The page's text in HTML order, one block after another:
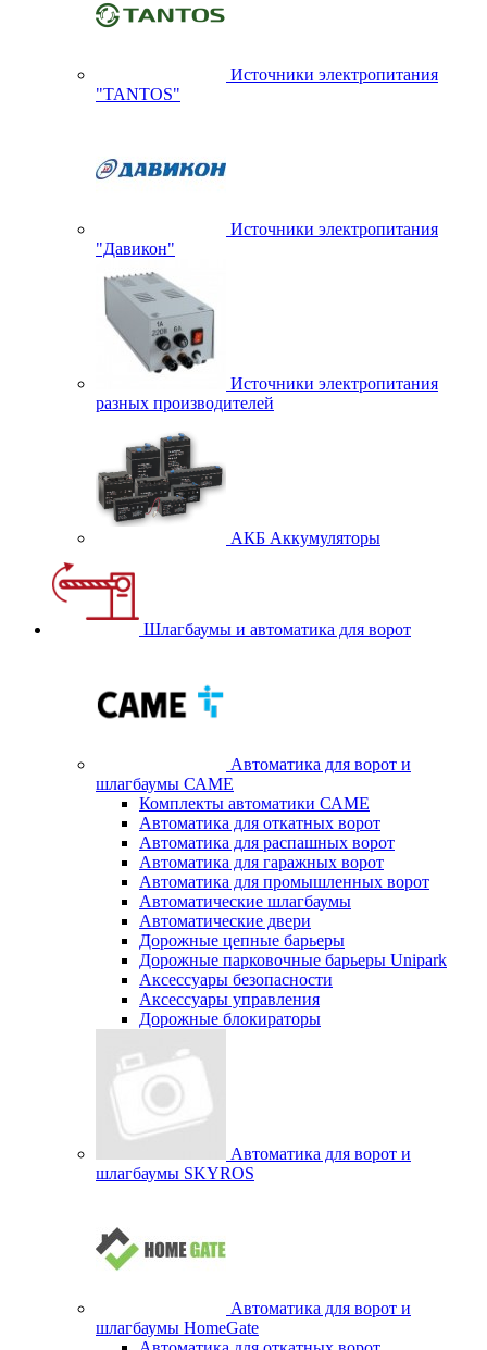
Источники электропитания
"TANTOS"
Источники электропитания
"Давикон"
Источники электропитания
разных производителей
АКБ Аккумуляторы
Шлагбаумы и автоматика для ворот
Автоматика для ворот и
шлагбаумы САМЕ
Комплекты автоматики САМЕ
Автоматика для откатных ворот
Автоматика для распашных ворот
Автоматика для гаражных ворот
Автоматика для промышленных ворот
Автоматические шлагбаумы
Автоматические двери
Дорожные цепные барьеры
Дорожные парковочные барьеры Unipark
Аксессуары безопасности
Аксессуары управления
Дорожные блокираторы
Автоматика для ворот и
шлагбаумы SKYROS
Автоматика для ворот и
шлагбаумы HomeGate